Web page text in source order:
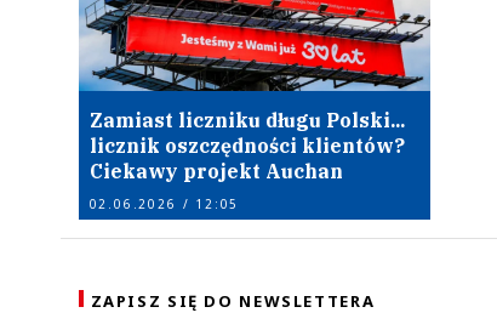
Zamiast liczniku długu Polski...
licznik oszczędności klientów?
Ciekawy projekt Auchan
02.06.2026 / 12:05
ZAPISZ SIĘ DO NEWSLETTERA